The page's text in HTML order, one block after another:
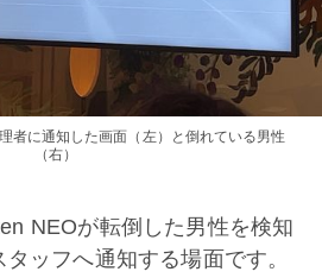
者に通知した画面（左）と倒れている男性
（右）
NEOが転倒した男性を検知
ッフへ通知する場面です。